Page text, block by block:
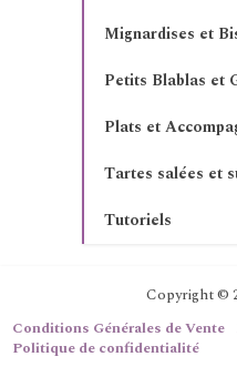
Mignardises et
Petits Blablas et
Plats et
Tartes salées et
Tutoriels
Copyright ©
Conditions Générales de Vente
Politique de confidentialité